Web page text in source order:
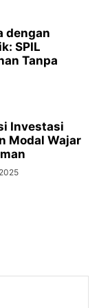
dengan
SPIL
Tanpa
Investasi
Modal Wajar